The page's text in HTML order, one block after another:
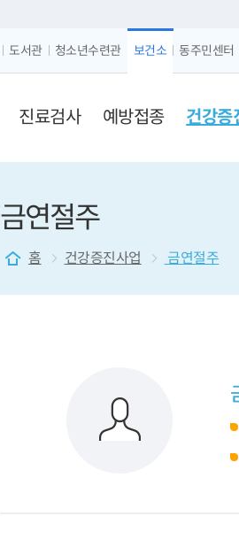
도서관 청소년수련관 보건소 동주민센터
글자 크게보기
글자 작게보기
진료검사 예방접종 건강증
금연절주
홈 건강증진사업 금연절주